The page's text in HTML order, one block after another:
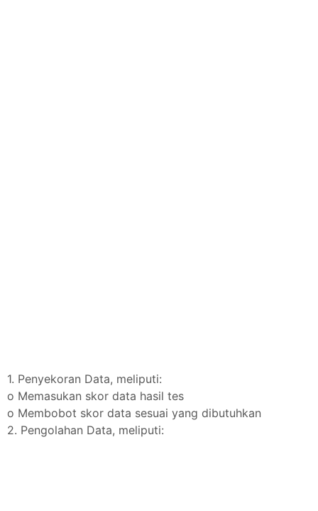
1. Penyekoran Data, meliputi:
o Memasukan skor data hasil tes
o Membobot skor data sesuai yang dibutuhkan
2. Pengolahan Data, meliputi: